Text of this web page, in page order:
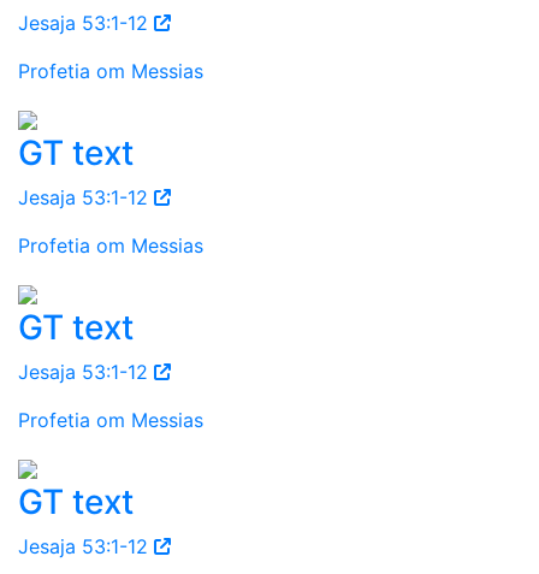
Jesaja 53:1-12
Profetia om Messias
GT text
Jesaja 53:1-12
Profetia om Messias
GT text
Jesaja 53:1-12
Profetia om Messias
GT text
Jesaja 53:1-12